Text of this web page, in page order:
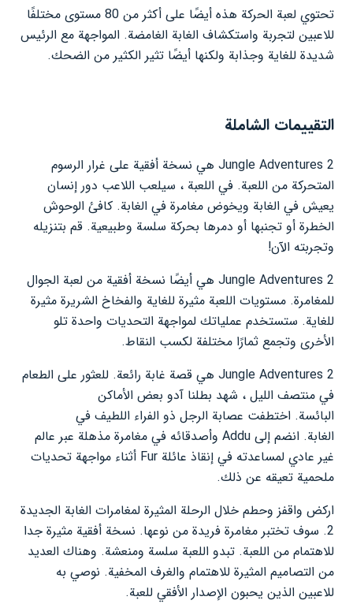
تحتوي لعبة الحركة هذه أيضًا على أكثر من 80 مستوى مختلفًا
للاعبين لتجربة واستكشاف الغابة الغامضة. المواجهة مع الرئيس
شديدة للغاية وجذابة ولكنها أيضًا تثير الكثير من الضحك.
التقييمات الشاملة
Jungle Adventures 2 هي نسخة أفقية على غرار الرسوم
المتحركة من اللعبة. في اللعبة ، سيلعب اللاعب دور إنسان
يعيش في الغابة ويخوض مغامرة في الغابة. كافئ الوحوش
الخطرة أو تجنبها أو دمرها بحركة سلسة وطبيعية. قم بتنزيله
وتجربته الآن!
Jungle Adventures 2 هي أيضًا نسخة أفقية من لعبة الجوال
للمغامرة. مستويات اللعبة مثيرة للغاية والفخاخ الشريرة مثيرة
للغاية. ستستخدم عملياتك لمواجهة التحديات واحدة تلو
الأخرى وتجمع ثمارًا مختلفة لكسب النقاط.
Jungle Adventures 2 هي قصة غابة رائعة. للعثور على الطعام
في منتصف الليل ، شهد بطلنا آدو بعض الأماكن
البائسة. اختطفت عصابة الرجل ذو الفراء اللطيف في
الغابة. انضم إلى Addu وأصدقائه في مغامرة مذهلة عبر عالم
غير عادي لمساعدته في إنقاذ عائلة Fur أثناء مواجهة تحديات
ملحمية تعيقه عن ذلك.
اركض واقفز وحطم خلال الرحلة المثيرة لمغامرات الغابة الجديدة
2. سوف تختبر مغامرة فريدة من نوعها. نسخة أفقية مثيرة جدا
للاهتمام من اللعبة. تبدو اللعبة سلسة ومنعشة. وهناك العديد
من التصاميم المثيرة للاهتمام والغرف المخفية. نوصي به
للاعبين الذين يحبون الإصدار الأفقي للعبة.